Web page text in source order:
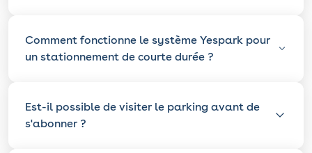
Comment fonctionne le système Yespark pour
un stationnement de courte durée ?
Est-il possible de visiter le parking avant de
s'abonner ?